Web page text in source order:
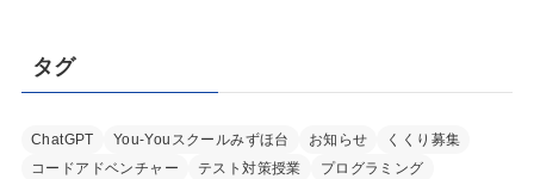
タグ
ChatGPT You-Youスクールみずほ台 お知らせ
くくり募集
コードアドベンチャー
テスト対策授業
プログラミング